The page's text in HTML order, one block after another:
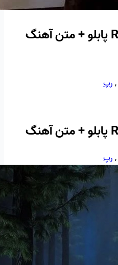
,رپ
,رپ